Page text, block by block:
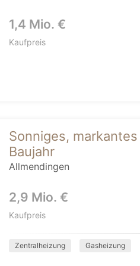
1,4 Mio. €
Kaufpreis
Sonniges,
Baujahr
Allmendingen
2,9 Mio. €
Kaufpreis
Zentralheizung Gasheizung